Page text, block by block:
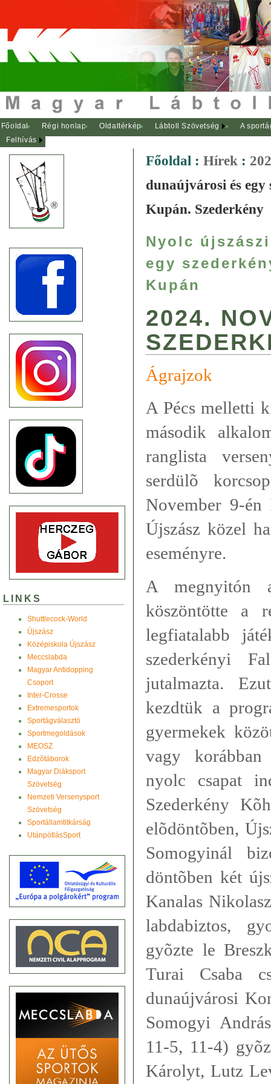
Főoldal Régi honlap Oldaltérkép Lábtoll Szövetség
A
Felhívás
LINKS
Shuttlecock-World
Újszász
Középiskola Újszász
Meccslabda
Magyar Antidopping
Csoport
Inter-Crosse
Extremesportok
Sportágválasztó
Sportmegoldások
MEOSZ
Edzõtáborok
Magyar Diáksport
Szövetség
Nemzeti Versenysport
Szövetség
Sportállamtitkárság
UtánpótlásSport
Főoldal : Hírek :
dunaújvárosi és
Kupán. Szederkény
Nyolc
egy
Kupán
2024.
Ágrajzok
A Pécs melletti
második
ranglista
serdülõ
November 9-én
Újszász közel
eseményre.
A megnyitón
köszöntötte a
legfiatalabb
szederkényi
jutalmazta.
kezdtük a
gyermekek
vagy
nyolc csapat
Szederkény
elõdöntõben,
Somogyinál
döntõben két
Kanalas
labdabiztos,
gyõzte le
Turai Csaba
dunaújvárosi
Somogyi
11-5, 11-4)
Károlyt, Lutz